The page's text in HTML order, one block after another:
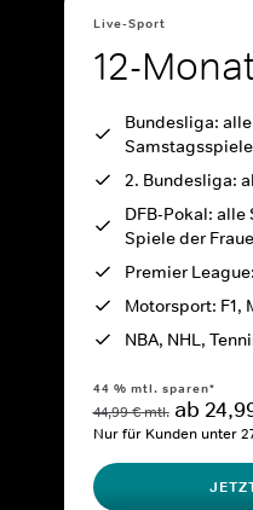
Live-Sport
12-
Bundesliga:
2. Bundesliga:
DFB-Pokal: alle
Spiele der
Premier
Motorsport: F1,
NBA, NHL,
44 % mtl. sparen*
44,99 € mtl. ab
Nur für Kunden unter